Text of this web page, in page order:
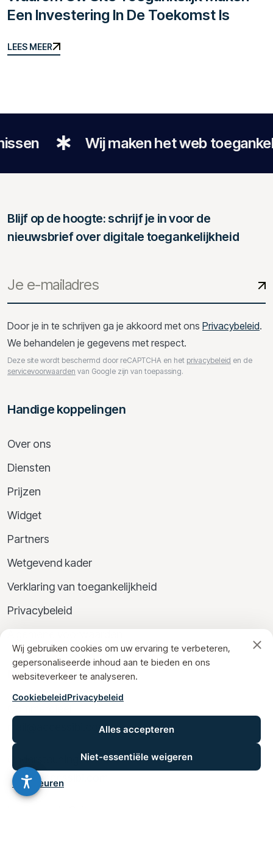
Wij gebruiken cookies om uw ervaring te verbeteren,
gepersonaliseerde inhoud aan te bieden en ons
websiteverkeer te analyseren.
CookiebeleidPrivacybeleid
Alles accepteren
Niet-essentiële weigeren
Voorkeuren
Een Investering In De Toekomst Is
LEES MEER
LEES MEER
Wij maken het web toegankelijk voor
Blijf op de hoogte: schrijf je in voor de
nieuwsbrief over digitale toegankelijkheid
Door je in te schrijven ga je akkoord met ons Privacybeleid.
We behandelen je gegevens met respect.
Deze site wordt beschermd door reCAPTCHA en het privacybeleid en de
servicevoorwaarden van Google zijn van toepassing.
Handige koppelingen
Over ons
Diensten
Prijzen
Widget
Partners
Wetgevend kader
Verklaring van toegankelijkheid
Privacybeleid
Neem contact op
mail@accessibi.com
help@accessibi.com